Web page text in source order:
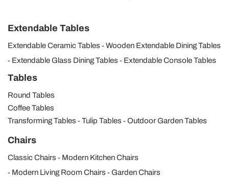
Extendable Tables
Extendable Ceramic Tables
Wooden Extendable Dining Tables
Extendable Glass Dining Tables
Extendable Console Tables
Tables
Round Tables
Coffee Tables
Transforming Tables
Tulip Tables Outdoor Garden Tables
Chairs
Classic Chairs
Modern Kitchen Chairs
Modern Living Room Chairs
Garden Chairs